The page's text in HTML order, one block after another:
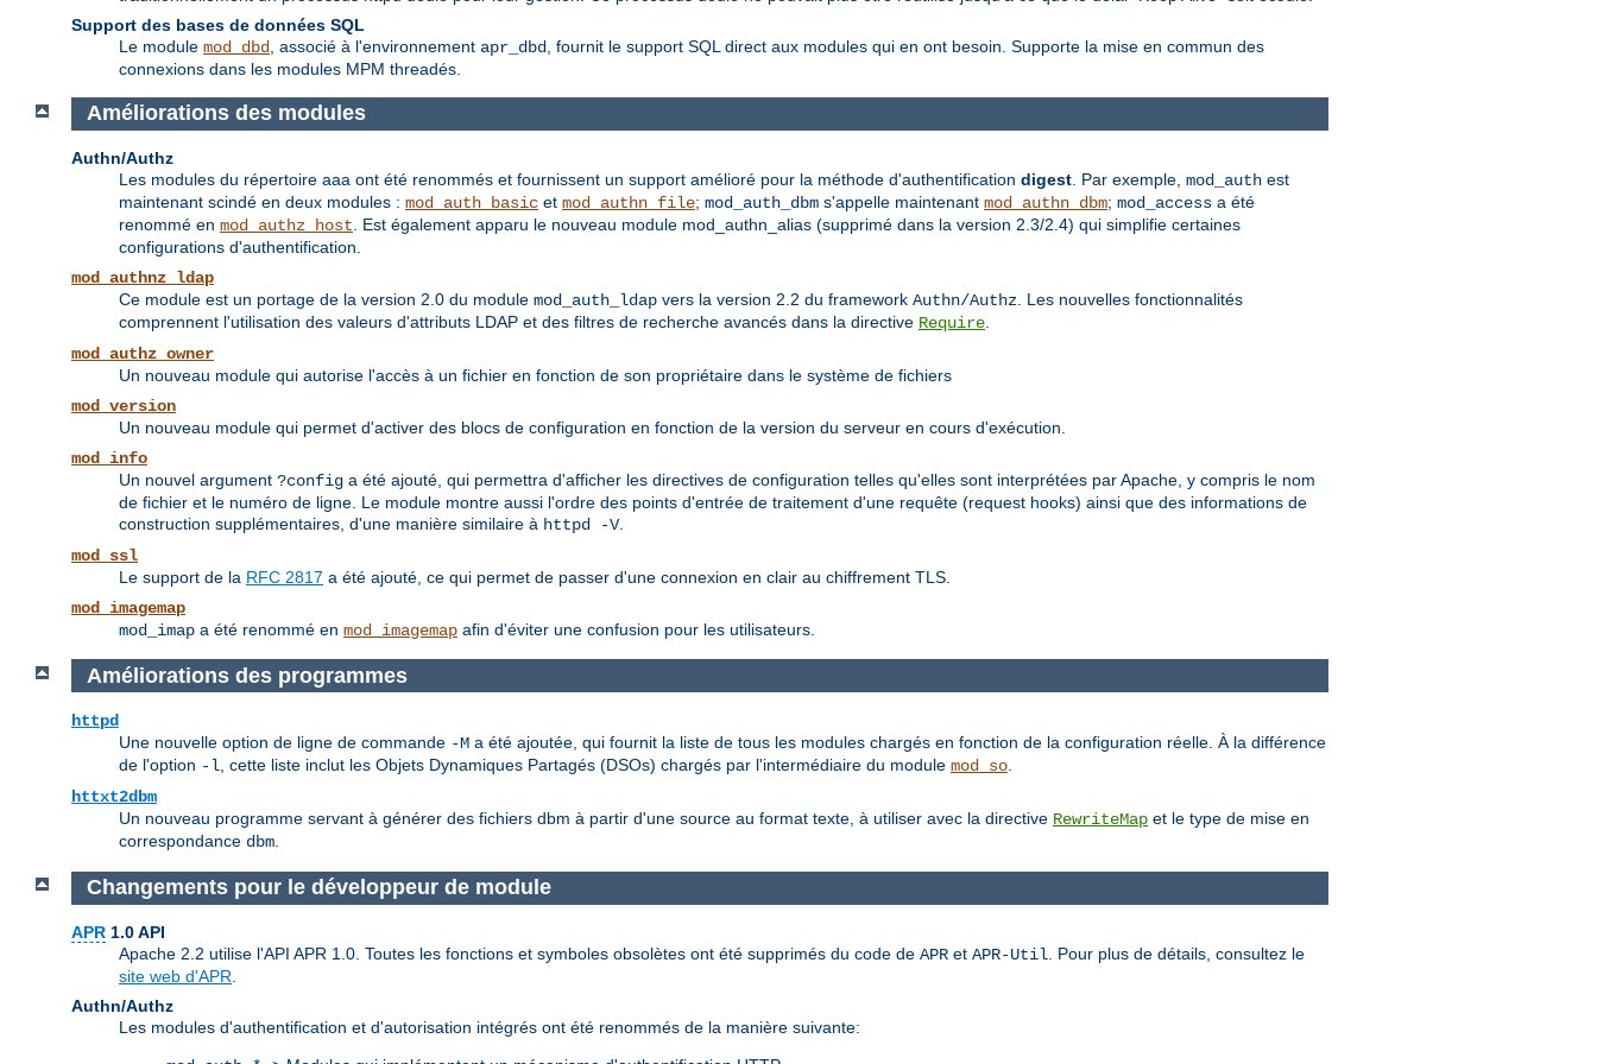
Support des bases de données SQL
Le module mod_dbd , associé à l'environnement apr_dbd
, fournit le support SQL direct aux modules qui en ont besoin. Supporte la mise en commun des
connexions dans les modules MPM threadés.
Améliorations des modules
Authn/Authz
Les modules du répertoire aaa ont été renommés et fournissent un support amélioré pour la méthode d'authentification digest . Par exemple, mod_auth est
maintenant scindé en deux modules : mod_auth_basic et mod_authn_file; mod_auth_dbm s'appelle maintenant mod_authn_dbm; mod_access a été
renommé en mod_authz_host . Est également apparu le nouveau module mod_authn_alias (supprimé dans la version 2.3/2.4) qui simplifie certaines
configurations d'authentification.
mod_authnz_ldap
Ce module est un portage de la version 2.0 du module mod_auth_ldap vers la version 2.2 du framework Authn/Authz . Les nouvelles fonctionnalités
comprennent l'utilisation des valeurs d'attributs LDAP et des filtres de recherche avancés dans la directive Require
mod_authz_owner
Un nouveau module qui autorise l'accès à un fichier en fonction de son propriétaire dans le système de fichiers
mod_version
Un nouveau module qui permet d'activer des blocs de configuration en fonction de la version du serveur en cours d'exécution.
mod_info
Un nouvel argument ?config a été ajouté, qui permettra d'afficher les directives de configuration telles qu'elles sont interprétées par Apache, y compris le nom
de fichier et le numéro de ligne. Le module montre aussi l'ordre des points d'entrée de traitement d'une requête (request hooks) ainsi que des informations de
construction supplémentaires, d'une manière similaire à httpd -V.
mod_ssl
Le support de la RFC 2817 a été ajouté, ce qui permet de passer d'une connexion en clair au chiffrement TLS.
mod_imagemap
mod_imap a été renommé en mod_imagemap afin d'éviter une confusion pour les utilisateurs.
Améliorations des programmes
httpd
Une nouvelle option de ligne de commande -M a été ajoutée, qui fournit la liste de tous les modules chargés en fonction de la configuration réelle. À la différence
de l'option -l, cette liste inclut les Objets Dynamiques Partagés (DSOs) chargés par l'intermédiaire du module mod_so.
httxt2dbm
Un nouveau programme servant à générer des fichiers dbm à partir d'une source au format texte, à utiliser avec la directive RewriteMap et le type de mise en
correspondance dbm.
Changements pour le développeur de module
APR 1.0 API
Apache 2.2 utilise l'API APR 1.0. Toutes les fonctions et symboles obsolètes ont été supprimés du code de APR et APR-Util . Pour plus de détails, consultez le
site web d'APR
Authn/Authz
Les modules d'authentification et d'autorisation intégrés ont été renommés de la manière suivante: